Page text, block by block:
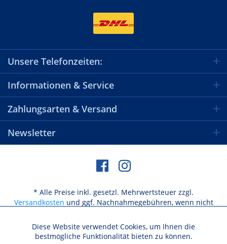
Unsere Telefonzeiten:
Informationen & Service
Zahlungsarten & Versand
Newsletter
* Alle Preise inkl. gesetzl. Mehrwertsteuer zzgl.
Versandkosten und ggf. Nachnahmegebühren, wenn nicht
Funktionale
Aktiv
Diese Website verwendet Cookies, um Ihnen die
bestmögliche Funktionalität bieten zu können.